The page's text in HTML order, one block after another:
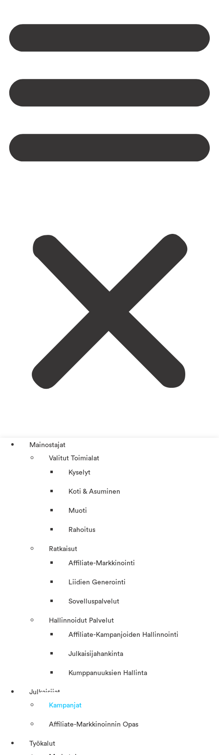
Mainostajat
Valitut Toimialat
Kyselyt
Koti & Asuminen
Muoti
Rahoitus
Ratkaisut
Affiliate-Markkinointi
Liidien Generointi
Sovelluspalvelut
Hallinnoidut Palvelut
Affiliate-Kampanjoiden Hallinnointi
Julkaisijahankinta
Kumppanuuksien Hallinta
Julkaisijat
Kampanjat
Affiliate-Markkinoinnin Opas
Työkalut